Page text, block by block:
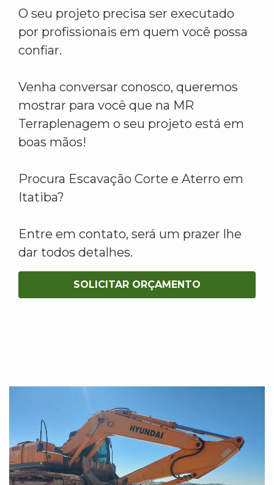
O seu projeto precisa ser executado
por profissionais em quem você possa
confiar.
Venha conversar conosco, queremos
mostrar para você que na MR
Terraplenagem o seu projeto está em
boas mãos!
Procura Escavação Corte e Aterro em
Itatiba?
Entre em contato, será um prazer lhe
dar todos detalhes.
SOLICITAR ORÇAMENTO